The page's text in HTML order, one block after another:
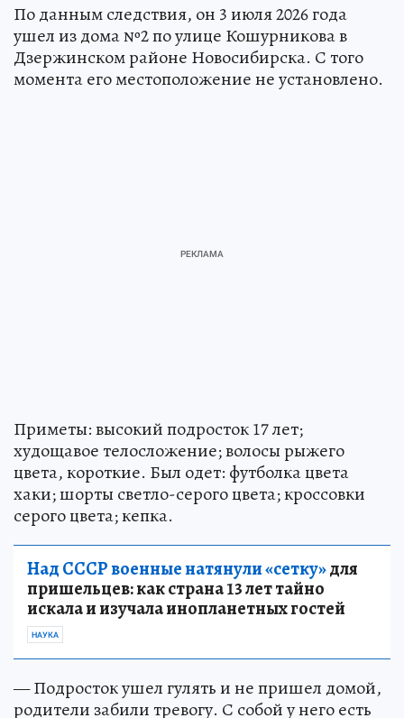
По данным следствия, он 3 июля 2026 года
ушел из дома №2 по улице Кошурникова в
Дзержинском районе Новосибирска. С того
момента его местоположение не установлено.
Приметы: высокий подросток 17 лет;
худощавое телосложение; волосы рыжего
цвета, короткие. Был одет: футболка цвета
хаки; шорты светло-серого цвета; кроссовки
серого цвета; кепка.
Над СССР военные натянули «сетку»для
пришельцев: как страна 13 лет тайно
искала и изучала инопланетных гостей
НАУКА
— Подросток ушел гулять и не пришел домой,
родители забили тревогу. С собой у него есть